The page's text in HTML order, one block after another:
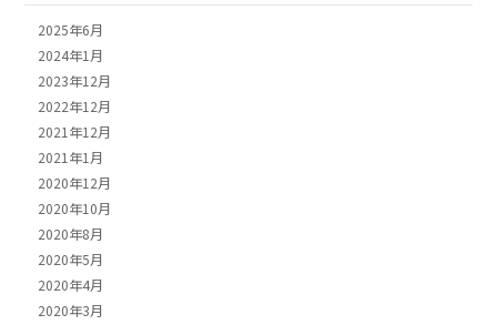
2025年6月
2024年1月
2023年12月
2022年12月
2021年12月
2021年1月
2020年12月
2020年10月
2020年8月
2020年5月
2020年4月
2020年3月